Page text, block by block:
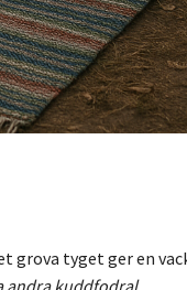
grova tyget ger en
andra kuddfodral.